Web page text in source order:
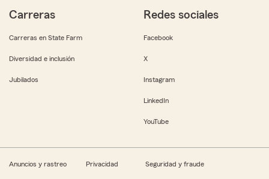
Carreras
Carreras en State Farm
Diversidad e inclusión
Jubilados
Redes sociales
Facebook
X
Instagram
LinkedIn
YouTube
Anuncios y rastreo Privacidad Seguridad y fraude